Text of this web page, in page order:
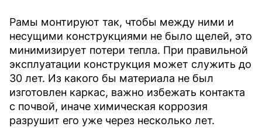
Рамы монтируют так, чтобы между ними и
несущими конструкциями не было щелей, это
минимизирует потери тепла. При правильной
эксплуатации конструкция может служить до
30 лет. Из какого бы материала не был
изготовлен каркас, важно избежать контакта
с почвой, иначе химическая коррозия
разрушит его уже через несколько лет.